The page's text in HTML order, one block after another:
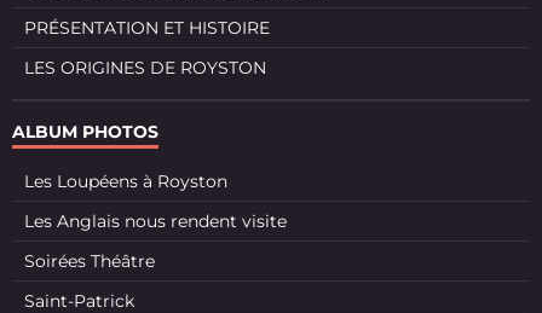
PRÉSENTATION ET HISTOIRE
LES ORIGINES DE ROYSTON
ALBUM PHOTOS
Les Loupéens à Royston
Les Anglais nous rendent visite
Soirées Théâtre
Saint-Patrick